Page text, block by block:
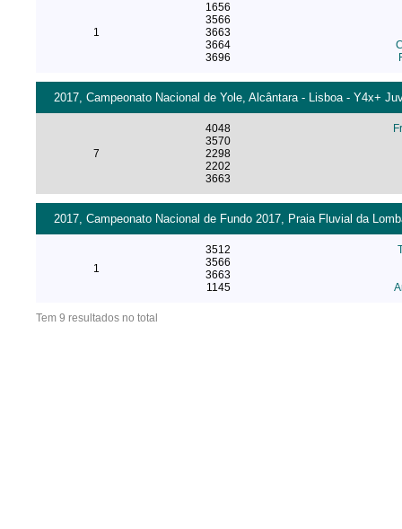
1
1656
3566
3663
3664
3696
2017, Campeonato Nacional de Yole, Alcântara - Lisboa - Y4x+
7
4048
3570
2298
2202
3663
2017, Campeonato Nacional de Fundo 2017, Praia Fluvial da
1
3512
3566
3663
1145
Tem 9 resultados no total